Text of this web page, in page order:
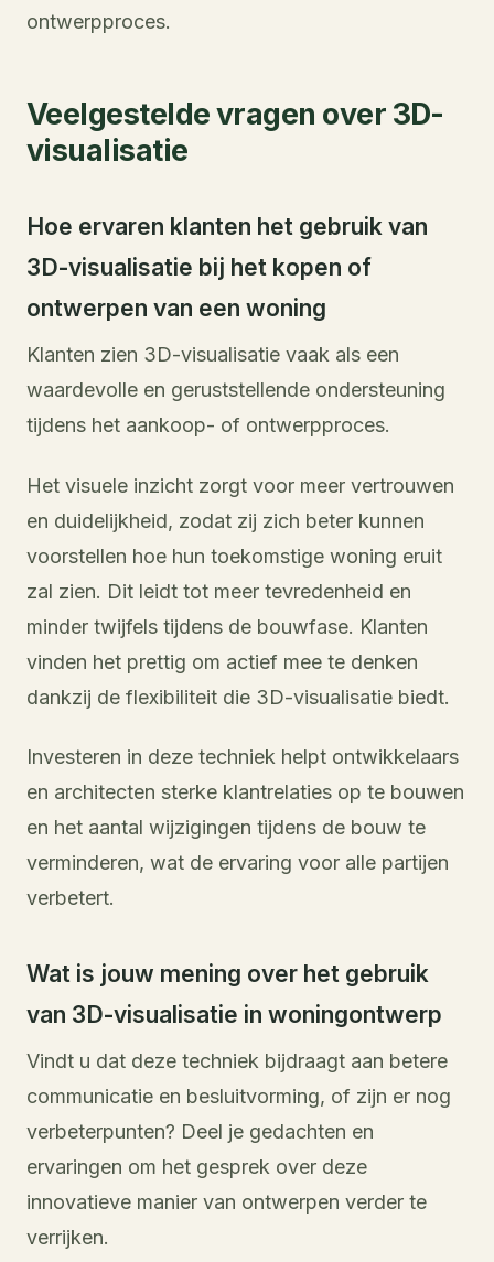
ontwerpproces.
Veelgestelde vragen over 3D-
visualisatie
Hoe ervaren klanten het gebruik van
3D-visualisatie bij het kopen of
ontwerpen van een woning
Klanten zien 3D-visualisatie vaak als een
waardevolle en geruststellende ondersteuning
tijdens het aankoop- of ontwerpproces.
Het visuele inzicht zorgt voor meer vertrouwen
en duidelijkheid, zodat zij zich beter kunnen
voorstellen hoe hun toekomstige woning eruit
zal zien. Dit leidt tot meer tevredenheid en
minder twijfels tijdens de bouwfase. Klanten
vinden het prettig om actief mee te denken
dankzij de flexibiliteit die 3D-visualisatie biedt.
Investeren in deze techniek helpt ontwikkelaars
en architecten sterke klantrelaties op te bouwen
en het aantal wijzigingen tijdens de bouw te
verminderen, wat de ervaring voor alle partijen
verbetert.
Wat is jouw mening over het gebruik
van 3D-visualisatie in woningontwerp
Vindt u dat deze techniek bijdraagt aan betere
communicatie en besluitvorming, of zijn er nog
verbeterpunten? Deel je gedachten en
ervaringen om het gesprek over deze
innovatieve manier van ontwerpen verder te
verrijken.